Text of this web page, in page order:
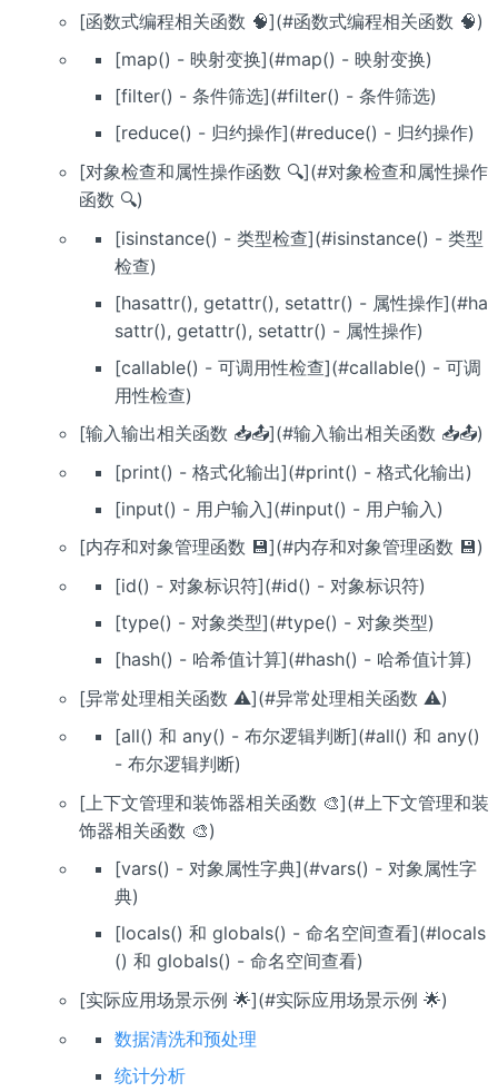
[函数式编程相关函数 🧠](#函数式编程相关函数 🧠)
[map() - 映射变换](#map() - 映射变换)
[filter() - 条件筛选](#filter() - 条件筛选)
[reduce() - 归约操作](#reduce() - 归约操作)
[对象检查和属性操作函数 🔍](#对象检查和属性操作
函数 🔍)
[isinstance() - 类型检查](#isinstance() - 类型
检查)
[hasattr(), getattr(), setattr() - 属性操作](#ha
sattr(), getattr(), setattr() - 属性操作)
[callable() - 可调用性检查](#callable() - 可调
用性检查)
[输入输出相关函数 📥📤](#输入输出相关函数 📥📤)
[print() - 格式化输出](#print() - 格式化输出)
[input() - 用户输入](#input() - 用户输入)
[内存和对象管理函数 💾](#内存和对象管理函数 💾)
[id() - 对象标识符](#id() - 对象标识符)
[type() - 对象类型](#type() - 对象类型)
[hash() - 哈希值计算](#hash() - 哈希值计算)
[异常处理相关函数 ⚠️](#异常处理相关函数 ⚠️)
[all() 和 any() - 布尔逻辑判断](#all() 和 any()
- 布尔逻辑判断)
[上下文管理和装饰器相关函数 🎨](#上下文管理和装
饰器相关函数 🎨)
[vars() - 对象属性字典](#vars() - 对象属性字
典)
[locals() 和 globals() - 命名空间查看](#locals
() 和 globals() - 命名空间查看)
[实际应用场景示例 🌟](#实际应用场景示例 🌟)
数据清洗和预处理
统计分析